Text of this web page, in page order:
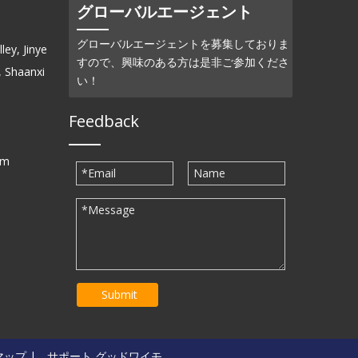
Jinye
Shaanxi
グローバルエージェント
グローバルエージェントを募集しておりま
すので、興味のある方は是非ご参加くださ
い！
Feedback
Submit